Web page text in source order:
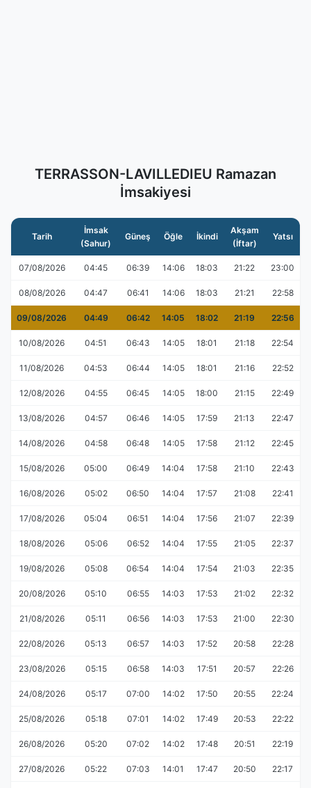
TERRASSON-LAVILLEDIEU Ramazan
İmsakiyesi
Tarih
İmsak
(Sahur)
Güneş Öğle İkindi
Akşam
(İftar)
Yatsı
07/08/2026 04:45 06:39 14:06 18:03 21:22 23:00
08/08/2026 04:47 06:41 14:06 18:03 21:21 22:58
09/08/2026 04:49 06:42 14:05 18:02 21:19 22:56
10/08/2026 04:51 06:43 14:05 18:01 21:18 22:54
11/08/2026 04:53 06:44 14:05 18:01 21:16 22:52
12/08/2026 04:55 06:45 14:05 18:00 21:15 22:49
13/08/2026 04:57 06:46 14:05 17:59 21:13 22:47
14/08/2026 04:58 06:48 14:05 17:58 21:12 22:45
15/08/2026 05:00 06:49 14:04 17:58 21:10 22:43
16/08/2026 05:02 06:50 14:04 17:57 21:08 22:41
17/08/2026 05:04 06:51 14:04 17:56 21:07 22:39
18/08/2026 05:06 06:52 14:04 17:55 21:05 22:37
19/08/2026 05:08 06:54 14:04 17:54 21:03 22:35
20/08/2026 05:10 06:55 14:03 17:53 21:02 22:32
21/08/2026 05:11 06:56 14:03 17:53 21:00 22:30
22/08/2026 05:13 06:57 14:03 17:52 20:58 22:28
23/08/2026 05:15 06:58 14:03 17:51 20:57 22:26
24/08/2026 05:17 07:00 14:02 17:50 20:55 22:24
25/08/2026 05:18 07:01 14:02 17:49 20:53 22:22
26/08/2026 05:20 07:02 14:02 17:48 20:51 22:19
27/08/2026 05:22 07:03 14:01 17:47 20:50 22:17